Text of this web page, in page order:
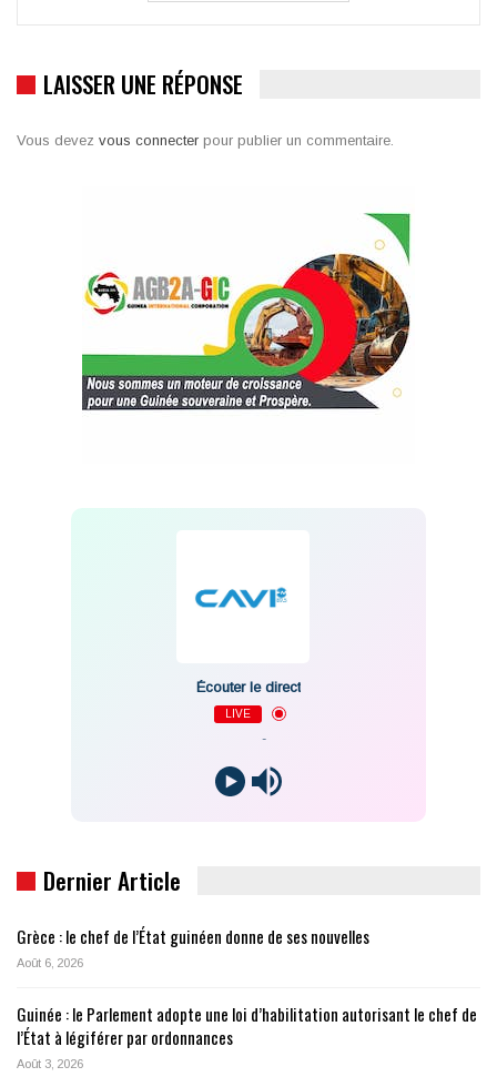
LAISSER UNE RÉPONSE
Vous devez vous connecter pour publier un commentaire.
Écouter le direct
LIVE
Dernier Article
Grèce : le chef de l’État guinéen donne de ses nouvelles
Août 6, 2026
Guinée : le Parlement adopte une loi d’habilitation autorisant le chef de
l’État à légiférer par ordonnances
Août 3, 2026